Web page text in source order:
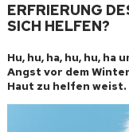
ERFRIERUNG
SICH HELFEN?
Hu, hu, ha, hu, hu,
Angst vor dem
Haut zu helfen weist.